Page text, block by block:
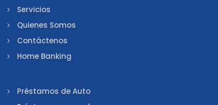
Servicios
Quienes Somos
Contáctenos
Home Banking
Préstamos de Auto